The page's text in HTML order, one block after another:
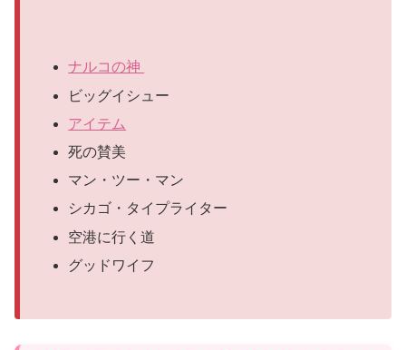
ナルコの神
ビッグイシュー
アイテム
死の賛美
マン・ツー・マン
シカゴ・タイプライター
空港に行く道
グッドワイフ